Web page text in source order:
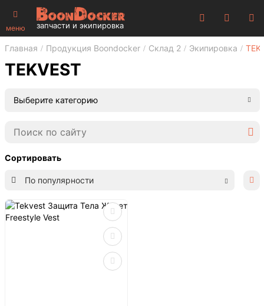
меню запчасти и экипировка
Главная Продукция Boondocker Склад 2 Экипировка
TEKVEST
Выберите категорию
Сортировать
По популярности